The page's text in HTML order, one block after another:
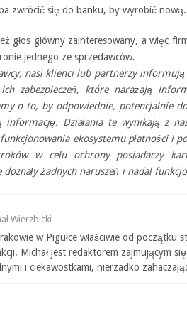
zwrócić się do banku, by wyrobić nową.
głos główny zainteresowany, a więc
jednego ze sprzedawców.
nasi klienci lub partnerzy
zabezpieczeń, które narażają
o to, by odpowiednie, potencjalnie
informację. Działania te wynikają z
ekosystemu płatności i
w celu ochrony posiadaczy
żadnych naruszeń i nadal
Wierzbicki
w Pigułce właściwie od początku
Michał jest redaktorem zajmującym
i ciekawostkami, nierzadko